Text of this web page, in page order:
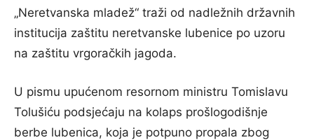
„Neretvanska mladež“ traži od nadležnih državnih
institucija zaštitu neretvanske lubenice po uzoru
na zaštitu vrgoračkih jagoda.
U pismu upućenom resornom ministru Tomislavu
Tolušiću podsjećaju na kolaps prošlogodišnje
berbe lubenica, koja je potpuno propala zbog